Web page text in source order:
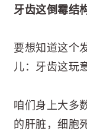
牙齿这倒霉结
要想知道这个
儿：牙齿这玩
咱们身上大多
的肝脏，细胞